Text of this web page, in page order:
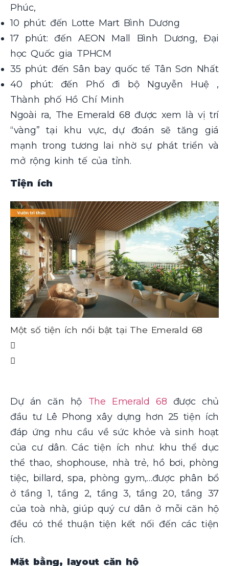
Phúc,
10 phút: đến Lotte Mart Bình Dương
17 phút: đến AEON Mall Bình Dương, Đại
học Quốc gia TPHCM
35 phút: đến Sân bay quốc tế Tân Sơn Nhất
40 phút: đến Phố đi bộ Nguyễn Huệ ,
Thành phố Hồ Chí Minh
Ngoài ra, The Emerald 68 được xem là vị trí
“vàng” tại khu vực, dự đoán sẽ tăng giá
mạnh trong tương lai nhờ sự phát triển và
mở rộng kinh tế của tỉnh.
Tiện ích
Một số tiện ích nổi bật tại The Emerald 68
Dự án căn hộ The Emerald 68 được chủ
đầu tư Lê Phong xây dựng hơn 25 tiện ích
đáp ứng nhu cầu về sức khỏe và sinh hoạt
của cư dân. Các tiện ích như: khu thể dục
thể thao, shophouse, nhà trẻ, hồ bơi, phòng
tiệc, billard, spa, phòng gym,…được phân bổ
ở tầng 1, tầng 2, tầng 3, tầng 20, tầng 37
của toà nhà, giúp quý cư dân ở mỗi căn hộ
đều có thể thuận tiện kết nối đến các tiện
ích.
Mặt bằng, layout căn hộ